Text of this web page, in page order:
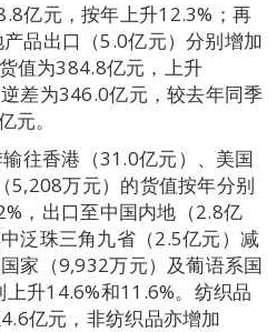
亿元，按年上升12.3%；再
品出口（5.0亿元）分别增加
值为384.8亿元，上升
差为346.0亿元，较去年同季
元。
往香港（31.0亿元）、美国
5,208万元）的货值按年分别
，出口至中国内地（2.8亿
泛珠三角九省（2.5亿元）减
家（9,932万元）及葡语系国
升14.6%和11.6%。纺织品
亿元，非纺织品亦增加